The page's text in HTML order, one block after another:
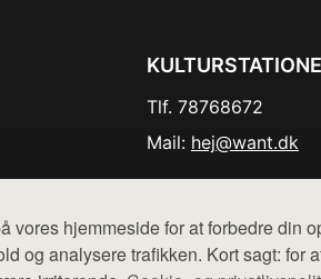
vores hjemmeside for at forbedre din
og analysere trafikken. Kort sagt: for
Tlf. 78768672
Mail: hej@want.dk